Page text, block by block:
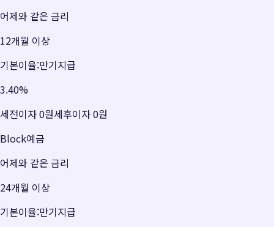
어제와 같은 금리
12개월 이상
기본이율:만기지급
3.40%
세전이자0원세후이자0원
Block예금
어제와 같은 금리
24개월 이상
기본이율:만기지급